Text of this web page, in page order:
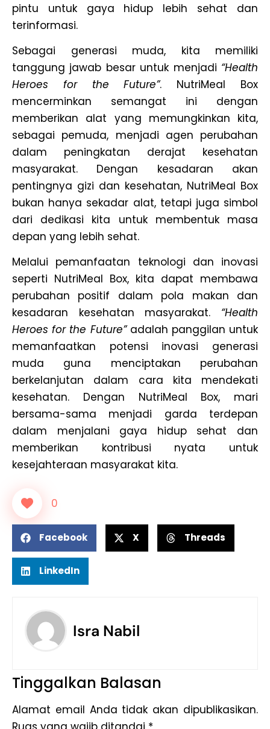
pintu untuk gaya hidup lebih sehat dan
terinformasi.
Sebagai generasi muda, kita memiliki
tanggung jawab besar untuk menjadi “Health
Heroes for the Future”. NutriMeal Box
mencerminkan semangat ini dengan
memberikan alat yang memungkinkan kita,
sebagai pemuda, menjadi agen perubahan
dalam peningkatan derajat kesehatan
masyarakat. Dengan kesadaran akan
pentingnya gizi dan kesehatan, NutriMeal Box
bukan hanya sekadar alat, tetapi juga simbol
dari dedikasi kita untuk membentuk masa
depan yang lebih sehat.
Melalui pemanfaatan teknologi dan inovasi
seperti NutriMeal Box, kita dapat membawa
perubahan positif dalam pola makan dan
kesadaran kesehatan masyarakat. “Health
Heroes for the Future”adalah panggilan untuk
memanfaatkan potensi inovasi generasi
muda guna menciptakan perubahan
berkelanjutan dalam cara kita mendekati
kesehatan. Dengan NutriMeal Box, mari
bersama-sama menjadi garda terdepan
dalam menjalani gaya hidup sehat dan
memberikan kontribusi nyata untuk
kesejahteraan masyarakat kita.
0
Facebook X Threads
LinkedIn
Isra Nabil
Tinggalkan Balasan
Alamat email Anda tidak akan dipublikasikan.